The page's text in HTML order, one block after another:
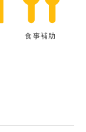
食事補助